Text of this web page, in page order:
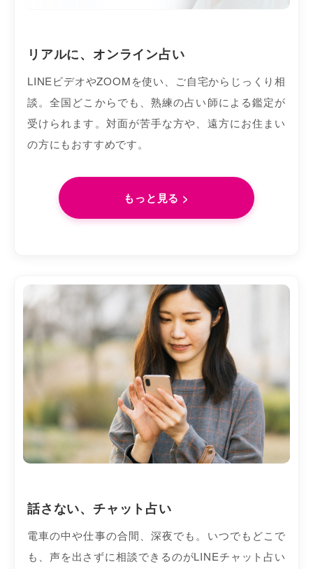
リアルに、オンライン占い
LINEビデオやZOOMを使い、ご自宅からじっくり相
談。全国どこからでも、熟練の占い師による鑑定が
受けられます。対面が苦手な方や、遠方にお住まい
の方にもおすすめです。
もっと見る >
話さない、チャット占い
電車の中や仕事の合間、深夜でも。いつでもどこで
も、声を出さずに相談できるのがLINEチャット占い